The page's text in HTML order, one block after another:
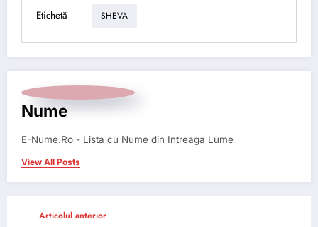
Etichetă SHEVA
Nume
E-Nume.Ro - Lista cu Nume din Intreaga Lume
View All Posts
Articolul anterior